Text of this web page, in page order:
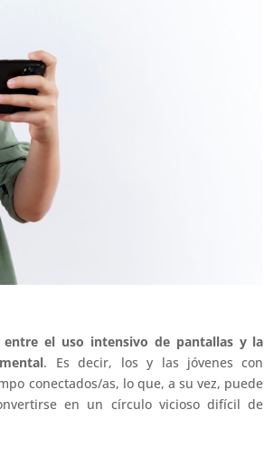
entre el uso intensivo de pantallas y la
. Es decir, los y las jóvenes con
conectados/as, lo que, a su vez, puede
en un círculo vicioso difícil de